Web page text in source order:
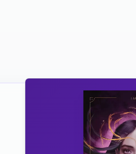
Ricevi la Tua Copia